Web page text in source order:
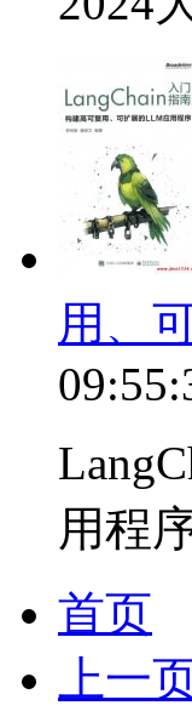
用、
用程
首页
上一